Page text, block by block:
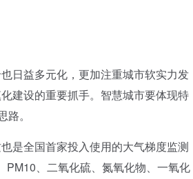
日益多元化，更加注重城市软实力发
建设的重要抓手。智慧城市要体现特
。
是全国首家投入使用的大气梯度监测
、二氧化硫、氮氧化物、一氧化